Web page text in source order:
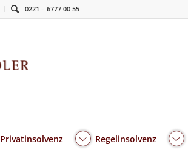
0221 – 6777 00 55
Privatinsolvenz Regelinsolvenz